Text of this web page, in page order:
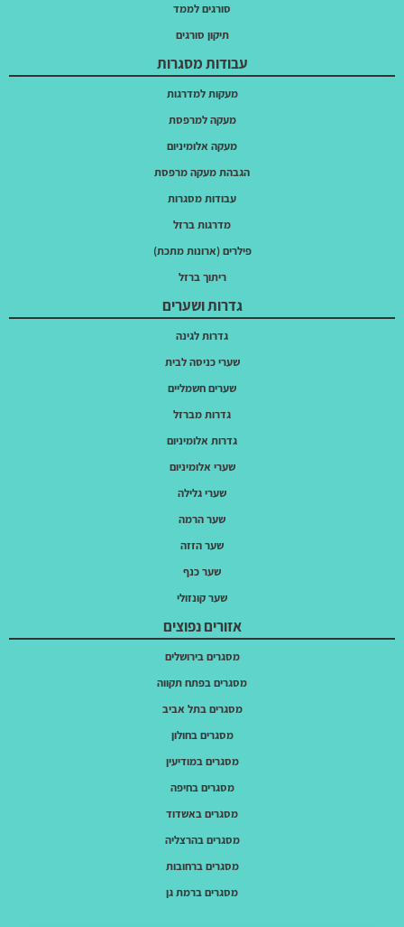
סורגים לממד
תיקון סורגים
עבודות מסגרות
מעקות למדרגות
מעקה למרפסת
מעקה אלומיניום
הגבהת מעקה מרפסת
עבודות מסגרות
מדרגות ברזל
פילרים (ארונות מתכת)
ריתוך ברזל
גדרות ושערים
גדרות לגינה
שערי כניסה לבית
שערים חשמליים
גדרות מברזל
גדרות אלומיניום
שערי אלומיניום
שערי גלילה
שער הרמה
שער הזזה
שער כנף
שער קונזולי
אזורים נפוצים
מסגרים בירושלים
מסגרים בפתח תקווה
מסגרים בתל אביב
מסגרים בחולון
מסגרים במודיעין
מסגרים בחיפה
מסגרים באשדוד
מסגרים בהרצליה
מסגרים ברחובות
מסגרים ברמת גן